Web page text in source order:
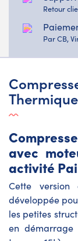
Retour
Par CB,
avec
activité
Cette version
développée
les petites
en démarrage